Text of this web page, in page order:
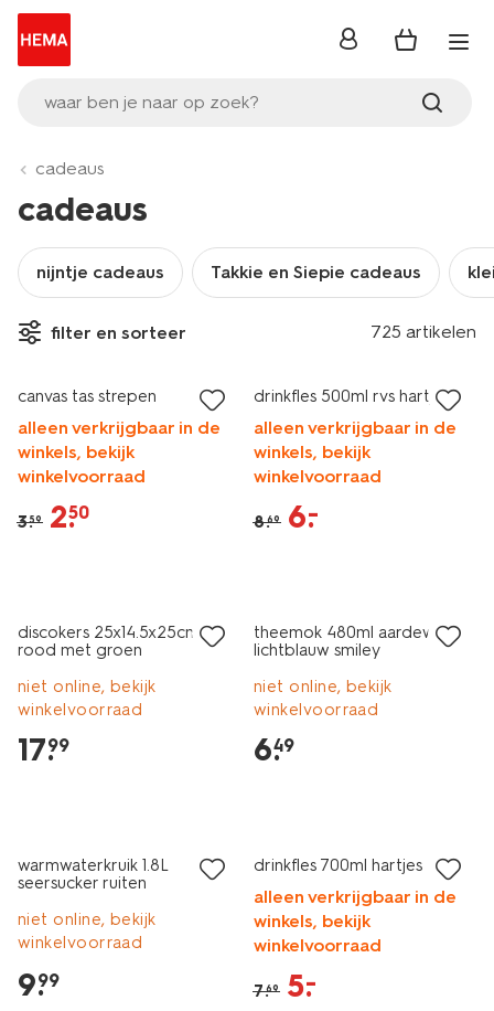
waar ben je naar op zoek?
inloggen
cadeaus
cadeaus
nijntje cadeaus Takkie en Siepie cadeaus
filter en sorteer 725 artikelen
sale
canvas tas strepen
alleen verkrijgbaar in de
winkels, bekijk
winkelvoorraad
3.59 2.
50
drinkfles 500ml rvs hartjes
alleen verkrijgbaar in de
winkels, bekijk
winkelvoorraad
8.69 6.
–
discokers 25x14.5x25cm
rood met groen
niet online, bekijk
winkelvoorraad
17.
99
theemok 480ml aardewerk
lichtblauw smiley
niet online, bekijk
winkelvoorraad
6.
49
warmwaterkruik 1.8L
seersucker ruiten
niet online, bekijk
winkelvoorraad
9.
99
drinkfles 700ml hartjes
alleen verkrijgbaar in de
winkels, bekijk
winkelvoorraad
7.69 5.
–